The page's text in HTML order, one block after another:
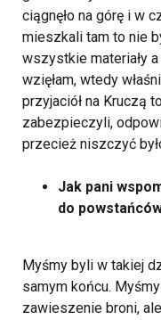
ciągnęło na górę i w
mieszkali tam to nie
wszystkie materiały a
wzięłam, wtedy
przyjaciół na Kruczą
zabezpieczyli,
przecież niszczyć
Jak pani
do
Myśmy byli w takiej
samym końcu.
zawieszenie broni,